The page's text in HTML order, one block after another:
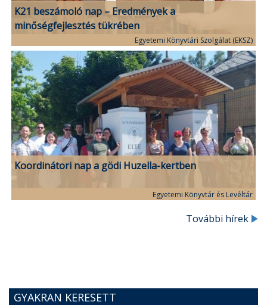
K21 beszámoló nap – Eredmények a
minőségfejlesztés tükrében
Egyetemi Könyvtári Szolgálat (EKSZ)
Koordinátori nap a gödi Huzella-kertben
Egyetemi Könyvtár és Levéltár
További hírek
GYAKRAN KERESETT